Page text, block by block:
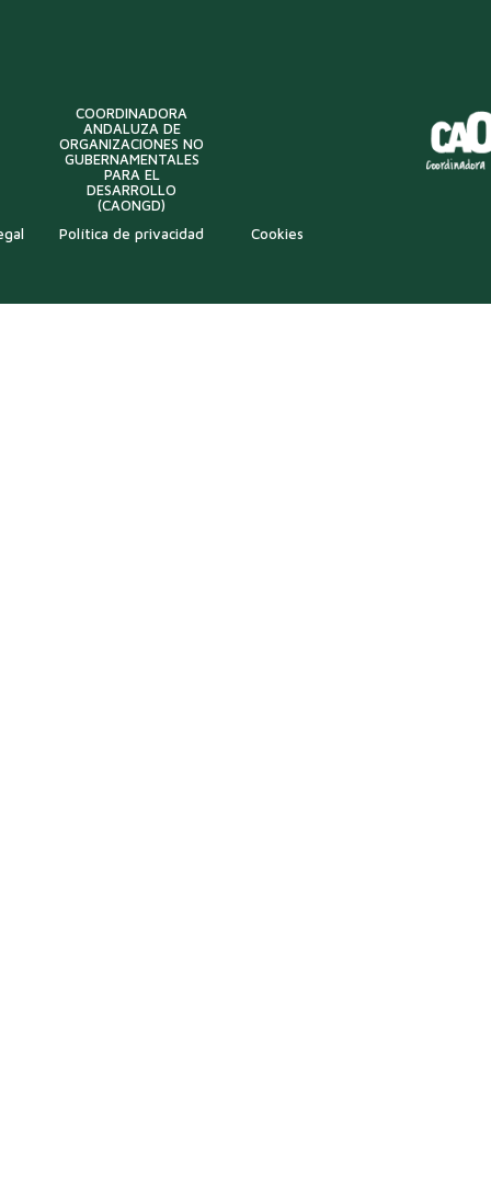
COORDINADORA
ANDALUZA DE
ORGANIZACIONES NO
GUBERNAMENTALES
PARA EL
DESARROLLO
(CAONGD)
Política de privacidad Cookies